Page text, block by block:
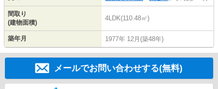
間取り
(建物面積)
4LDK(110.48㎡)
築年月 1977年 12月(築48年)
メールでお問い合わせする(無料)